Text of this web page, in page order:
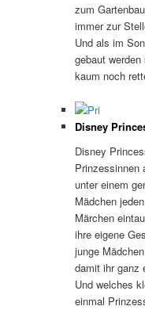
zum
immer zur
Und als im
gebaut
kaum noch
Disney
Disney
Prinzessinnen
unter einem
Mädchen
Märchen
ihre eigene
junge
damit ihr ganz
Und welches
einmal